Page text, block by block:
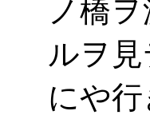
ノ橋
ルヲ
にや